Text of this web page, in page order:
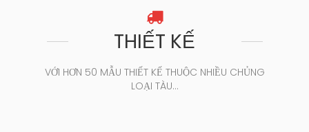
THIẾT KẾ
VỚI HƠN 50 MẪU THIẾT KẾ THUỘC NHIỀU CHỦNG
LOẠI TÀU…